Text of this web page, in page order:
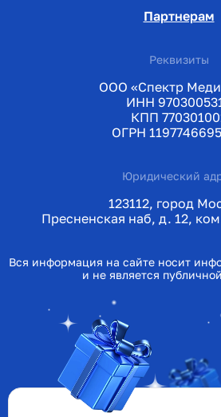
Партнерам
Реквизиты
ООО «Спектр
ИНН
КПП
ОГРН
Юридический
123112, город
Пресненская наб, д. 12,
Вся информация на сайте носит
и не является